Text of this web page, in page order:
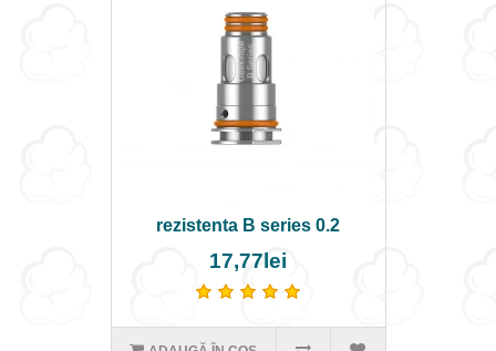
rezistenta B series 0.2
17,77lei